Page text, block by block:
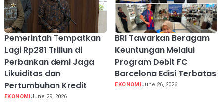
Pemerintah Tempatkan
Lagi Rp281 Triliun di
Perbankan demi Jaga
Likuiditas dan
Pertumbuhan Kredit
EKONOMIJune 29, 2026
BRI Tawarkan Beragam
Keuntungan Melalui
Program Debit FC
Barcelona Edisi Terbatas
EKONOMIJune 26, 2026